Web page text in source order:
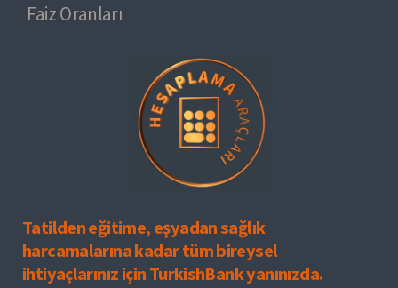
Faiz Oranları
Tatilden eğitime, eşyadan sağlık
harcamalarına kadar tüm bireysel
ihtiyaçlarınız için TurkishBank yanınızda.